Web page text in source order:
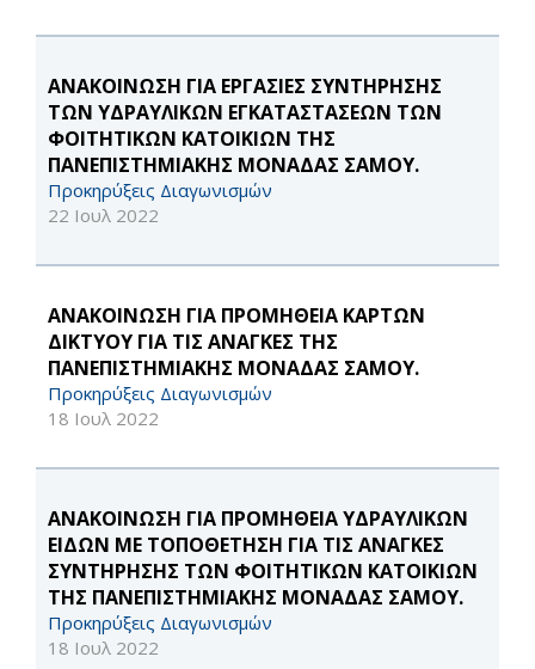
ΑΝΑΚΟΙΝΩΣΗ ΓΙΑ ΕΡΓΑΣΙΕΣ ΣΥΝΤΗΡΗΣΗΣ
ΤΩΝ ΥΔΡΑΥΛΙΚΩΝ ΕΓΚΑΤΑΣΤΑΣΕΩΝ ΤΩΝ
ΦΟΙΤΗΤΙΚΩΝ ΚΑΤΟΙΚΙΩΝ ΤΗΣ
ΠΑΝΕΠΙΣΤΗΜΙΑΚΗΣ ΜΟΝΑΔΑΣ ΣΑΜΟΥ.
Προκηρύξεις Διαγωνισμών
22 Ιουλ 2022
ΑΝΑΚΟΙΝΩΣΗ ΓΙΑ ΠΡΟΜΗΘΕΙΑ ΚΑΡΤΩΝ
ΔΙΚΤΥΟΥ ΓΙΑ ΤΙΣ ΑΝΑΓΚΕΣ ΤΗΣ
ΠΑΝΕΠΙΣΤΗΜΙΑΚΗΣ ΜΟΝΑΔΑΣ ΣΑΜΟΥ.
Προκηρύξεις Διαγωνισμών
18 Ιουλ 2022
ΑΝΑΚΟΙΝΩΣΗ ΓΙΑ ΠΡΟΜΗΘΕΙΑ ΥΔΡΑΥΛΙΚΩΝ
ΕΙΔΩΝ ΜΕ ΤΟΠΟΘΕΤΗΣΗ ΓΙΑ ΤΙΣ ΑΝΑΓΚΕΣ
ΣΥΝΤΗΡΗΣΗΣ ΤΩΝ ΦΟΙΤΗΤΙΚΩΝ ΚΑΤΟΙΚΙΩΝ
ΤΗΣ ΠΑΝΕΠΙΣΤΗΜΙΑΚΗΣ ΜΟΝΑΔΑΣ ΣΑΜΟΥ.
Προκηρύξεις Διαγωνισμών
18 Ιουλ 2022